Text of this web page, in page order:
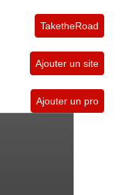
TaketheRoad
Ajouter un site
Ajouter un pro